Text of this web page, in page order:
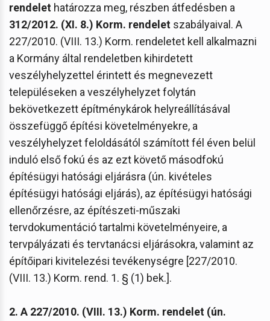
rendelet határozza meg, részben átfedésben a
312/2012. (XI. 8.) Korm. rendelet szabályaival. A
227/2010. (VIII. 13.) Korm. rendeletet kell alkalmazni
a Kormány által rendeletben kihirdetett
veszélyhelyzettel érintett és megnevezett
településeken a veszélyhelyzet folytán
bekövetkezett építménykárok helyreállításával
összefüggő építési követelményekre, a
veszélyhelyzet feloldásától számított fél éven belül
induló első fokú és az ezt követő másodfokú
építésügyi hatósági eljárásra (ún. kivételes
építésügyi hatósági eljárás), az építésügyi hatósági
ellenőrzésre, az építészeti-műszaki
tervdokumentáció tartalmi követelményeire, a
tervpályázati és tervtanácsi eljárásokra, valamint az
építőipari kivitelezési tevékenységre [227/2010.
(VIII. 13.) Korm. rend. 1. § (1) bek.].
2. A 227/2010. (VIII. 13.) Korm. rendelet (ún.